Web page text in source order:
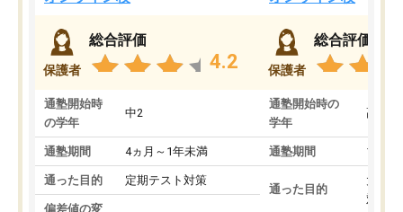
保護者
総合評価
4.2
通塾開始時
の学年
中2
通塾期間 4ヵ月～1年未満
通った目的 定期テスト対策
偏差値の変
保護者
総合評価
通塾開始時の
学年
高3
通塾期間 1～3
通った目的
大学
対策